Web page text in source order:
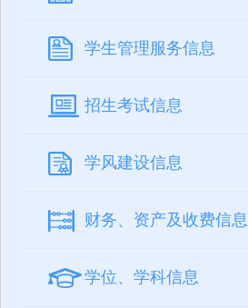
学生管理服务信息
招生考试信息
学风建设信息
财务、资产及收费信息
学位、学科信息